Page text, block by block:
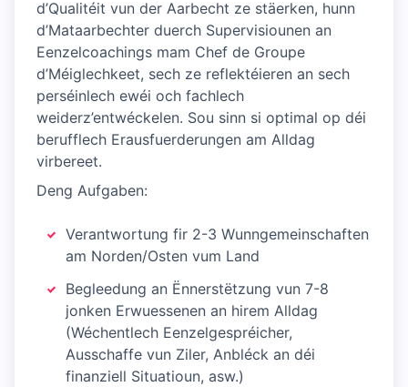
d’Qualitéit vun der Aarbecht ze stäerken, hunn
d’Mataarbechter duerch Supervisiounen an
Eenzelcoachings mam Chef de Groupe
d’Méiglechkeet, sech ze reflektéieren an sech
perséinlech ewéi och fachlech
weiderz’entwéckelen. Sou sinn si optimal op déi
berufflech Erausfuerderungen am Alldag
virbereet.
Deng Aufgaben:
Verantwortung fir 2-3 Wunngemeinschaften
am Norden/Osten vum Land
Begleedung an Ënnerstëtzung vun 7-8
jonken Erwuessenen an hirem Alldag
(Wéchentlech Eenzelgespréicher,
Ausschaffe vun Ziler, Anbléck an déi
finanziell Situatioun, asw.)